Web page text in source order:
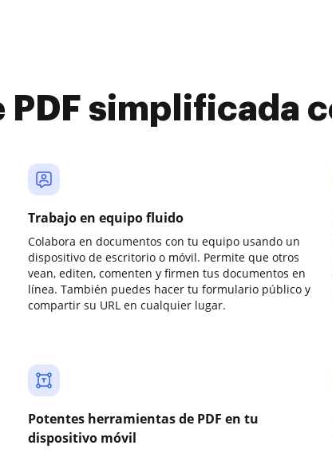
PDF simplificada
Trabajo en equipo fluido
Colabora en documentos con tu equipo usando un
dispositivo de escritorio o móvil. Permite que otros
vean, editen, comenten y firmen tus documentos en
línea. También puedes hacer tu formulario público y
compartir su URL en cualquier lugar.
Potentes herramientas de PDF en tu
dispositivo móvil